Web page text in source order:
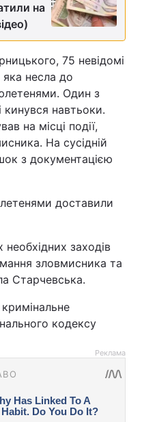
на
75 невідомі
яка несла до
Один з
кинувся навтьоки.
на місці події,
На сусідній
з документацією
доставили
необхідних заходів
зловмисника та
Старчевська.
кодексу
Реклама